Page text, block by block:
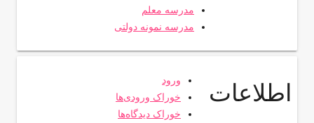
مدرسه معلم
مدرسه نمونه دولتی
اطلاعات
ورود
خوراک ورودی‌ها
خوراک دیدگاه‌ها